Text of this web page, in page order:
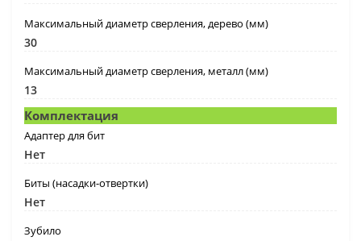
Максимальный диаметр сверления, дерево (мм)
30
Максимальный диаметр сверления, металл (мм)
13
Комплектация
Адаптер для бит
Нет
Биты (насадки-отвертки)
Нет
Зубило